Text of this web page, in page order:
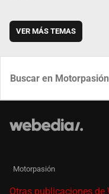
VER MÁS TEMAS
Motorpasión
Otras publicaciones de